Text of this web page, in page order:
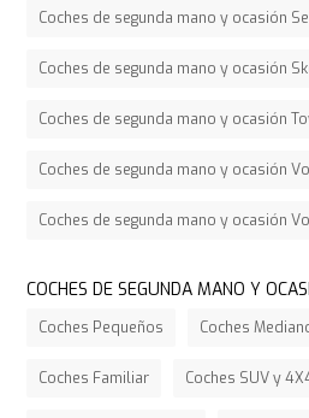
Coches de segunda mano y ocasión
Coches de segunda mano y ocasión
Coches de segunda mano y ocasión
Coches de segunda mano y ocasión
Coches de segunda mano y ocasión
COCHES DE SEGUNDA MANO Y
Coches Pequeños Coches
Coches Familiar Coches SUV y